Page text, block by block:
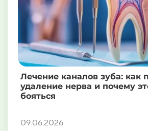
Лечение каналов зуба: как
удаление нерва и почему
бояться
09.06.2026